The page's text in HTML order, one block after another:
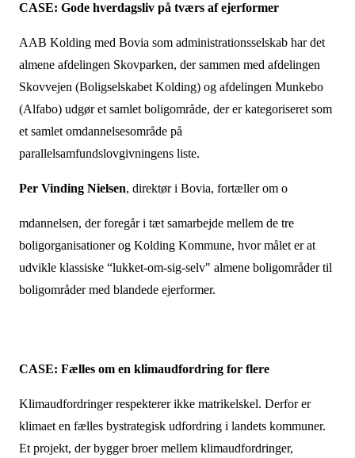
CASE: Gode hverdagsliv på tværs af ejerformer
AAB Kolding med Bovia som administrationsselskab har det
almene afdelingen Skovparken, der sammen med afdelingen
Skovvejen (Boligselskabet Kolding) og afdelingen Munkebo
(Alfabo) udgør et samlet boligområde, der er kategoriseret som
et samlet omdannelsesområde på
parallelsamfundslovgivningens liste.
Per Vinding Nielsen, direktør i Bovia, fortæller om o
mdannelsen, der foregår i tæt samarbejde mellem de tre
boligorganisationer og Kolding Kommune, hvor målet er at
udvikle klassiske “lukket-om-sig-selv" almene boligområder til
boligområder med blandede ejerformer.
CASE: Fælles om en klimaudfordring for flere
Klimaudfordringer respekterer ikke matrikelskel. Derfor er
klimaet en fælles bystrategisk udfordring i landets kommuner.
Et projekt, der bygger broer mellem klimaudfordringer,